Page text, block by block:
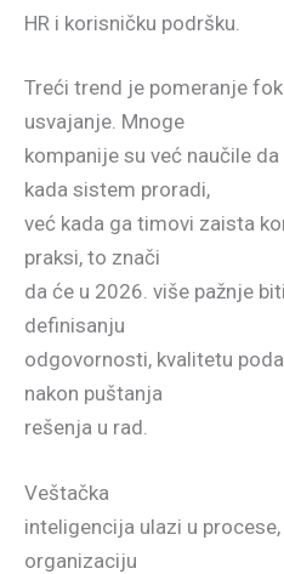
HR i korisničku podršku.
Treći trend je pomeranje
usvajanje. Mnoge
kompanije su već naučile
kada sistem proradi,
već kada ga timovi zaista
praksi, to znači
da će u 2026. više pažnje
definisanju
odgovornosti, kvalitetu
nakon puštanja
rešenja u rad.
Veštačka
inteligencija ulazi u
organizaciju